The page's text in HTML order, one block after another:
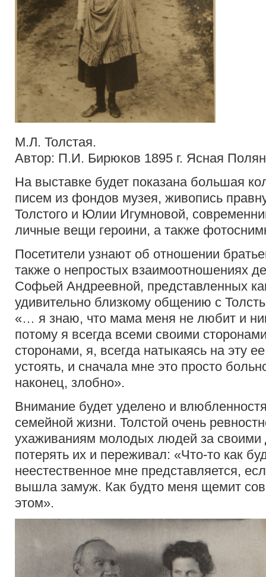
М.Л. Толстая.
Автор: П.И. Бирюков 1895 г. Ясная
На выставке будет показана большая
писем из фондов музея, живопись
Толстого и Юлии Игумновой,
личные вещи героини, а также
Посетители узнают об отношении
также о непростых взаимоотношениях
Софьей Андреевной, представленных
удивительно близкому общению с
«… я знаю, что мама меня не любит и
потому я всегда всеми своими
сторонами, я, всегда натыкаясь на эту
устоять, и сначала мне это просто
наконец, злобно».
Внимание будет уделено и
семейной жизни. Толстой очень
ухаживаниям молодых людей за своими
потерять их и переживал: «Что-то как
неестественное мне представляется,
вышла замуж. Как будто меня щемит
этом».